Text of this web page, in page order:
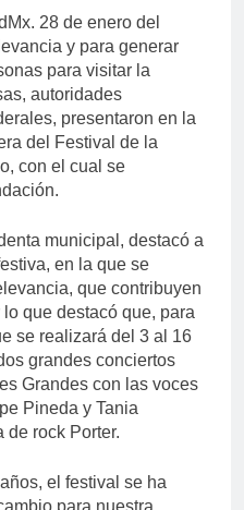
28 de enero del
y para generar
para visitar la
autoridades
presentaron en la
del Festival de la
con el cual se
municipal, destacó a
en la que se
que contribuyen
que destacó que, para
se realizará del 3 al 16
grandes conciertos
Grandes con las voces
Pineda y Tania
de rock Porter.
el festival se ha
para nuestra